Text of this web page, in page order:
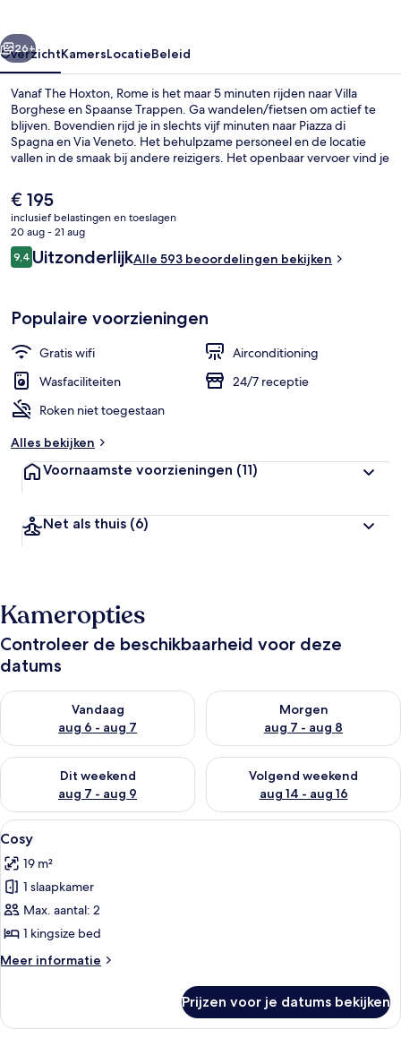
Volgende
26+
OverzichtKamersLocatieBeleid
Vanaf The Hoxton, Rome is het maar 5 minuten rijden naar Villa
Borghese en Spaanse Trappen. Ga wandelen/fietsen om actief te
blijven. Bovendien rijd je in slechts vijf minuten naar Piazza di
Spagna en Via Veneto. Het behulpzame personeel en de locatie
vallen in de smaak bij andere reizigers. Het openbaar vervoer vind je
Tramhalte en 5 minuten naar Tramhalte Buenos Aires.
De
huidige
prijs
is
€ 195
€ 195
inclusief belastingen en toeslagen
20 aug - 21 aug
Beoordelingen
9,49,4 op 10 –
UitzonderlijkAlle 593 beoordelingen bekijken
Populaire voorzieningen
Gratis wifi
Airconditioning
Wasfaciliteiten
24/7 receptie
Roken niet toegestaan
Alles bekijken
Voornaamste voorzieningen (11)
Net als thuis (6)
Kameropties
Controleer de beschikbaarheid voor deze
datums
Vandaag
aug 6 - aug 7
De beschikbaarheid controleren voor vanavond aug 6 - aug 7
Morgen
aug 7 - aug 8
De beschikbaarheid
Dit weekend
aug 7 - aug 9
De beschikbaarheid controleren voor dit weekend aug 7 -
Volgend weekend
aug 14 - aug 16
De beschikbaarheid
Alle
foto's
voor
Cosy
laden
Een netjes opgemaakt bed met
3
Cosy
19 m²
1 slaapkamer
Max. aantal: 2
1 kingsize bed
Meer informatie
Meer
Prijzen voor je datums bekijken